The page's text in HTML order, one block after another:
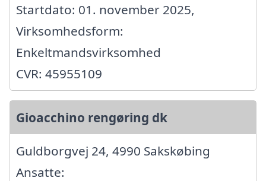
Startdato: 01. november 2025,
Virksomhedsform:
Enkeltmandsvirksomhed
CVR: 45955109
Gioacchino rengøring dk
Guldborgvej 24, 4990 Sakskøbing
Ansatte: